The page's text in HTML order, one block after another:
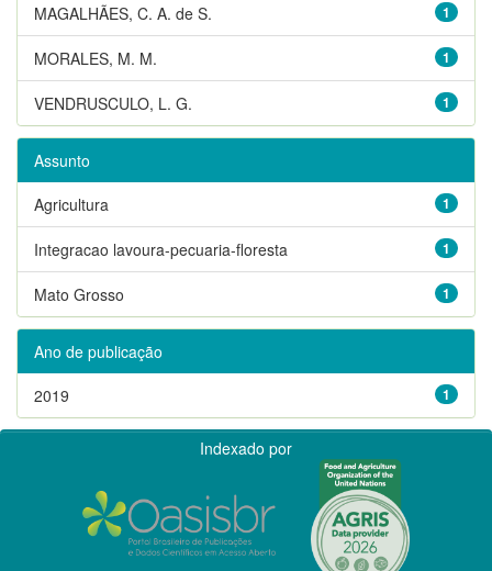
1
MAGALHÃES, C. A. de S.
1
MORALES, M. M.
1
VENDRUSCULO, L. G.
Assunto
1
Agricultura
1
Integracao lavoura-pecuaria-floresta
1
Mato Grosso
Ano de publicação
1
2019
Indexado por